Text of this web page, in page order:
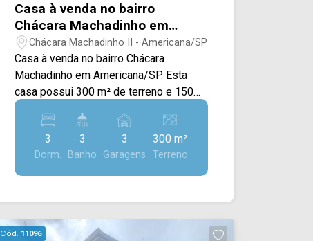
Casa à venda no bairro
Chácara Machadinho em
Americana/SP
Chácara Machadinho II - Americana/SP
Casa à venda no bairro Chácara
Machadinho em Americana/SP. Esta
casa possui 300 m² de terreno e 150
m² de construção, oferecendo um
excelente equilíbrio entre espaço,
conforto e funcionalidade, ideal para
quem busca qualidade de vida e
ambientes bem distribuídos. A área
ambiente amplo e acolhedor, além de
3
Dorm.
3
Banho
3
Garagens
300 m²
Terreno
Cód. 11096